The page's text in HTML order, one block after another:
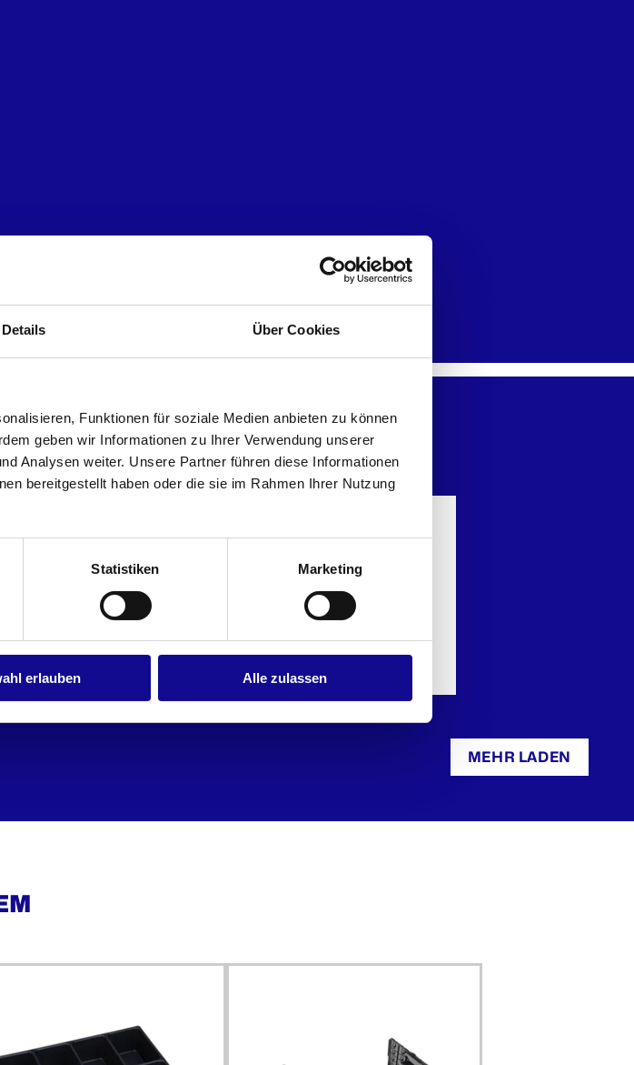
Details Über Cookies
Funktionen für soziale Medien anbieten zu können
geben wir Informationen zu Ihrer Verwendung unserer
Analysen weiter. Unsere Partner führen diese Informationen
bereitgestellt haben oder die sie im Rahmen Ihrer Nutzung
Statistiken Marketing
erlauben Alle zulassen
MEHR LADEN